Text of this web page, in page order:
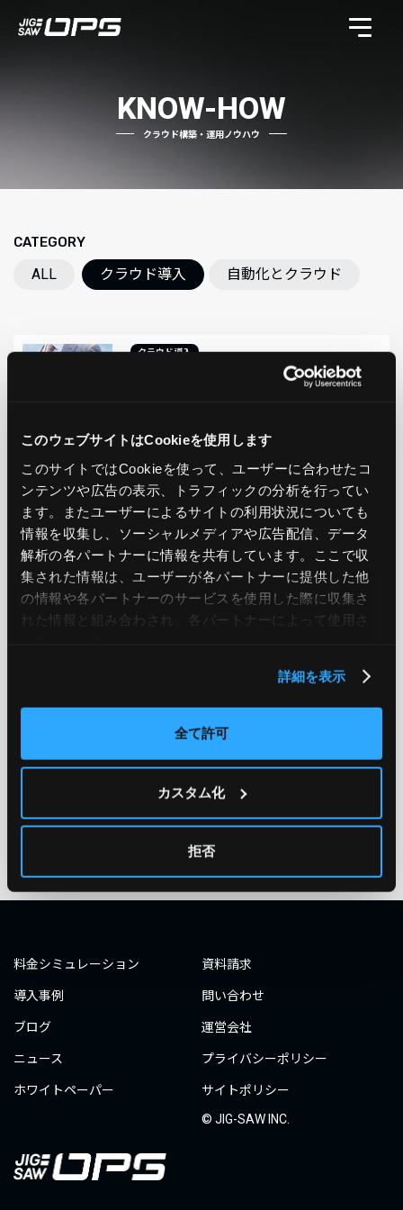
このウェブサイトはCookieを使用します
このサイトではCookieを使って、ユーザーに合わせたコ
ンテンツや広告の表示、トラフィックの分析を行ってい
ます。またユーザーによるサイトの利用状況についても
情報を収集し、ソーシャルメディアや広告配信、データ
解析の各パートナーに情報を共有しています。ここで収
集された情報は、ユーザーが各パートナーに提供した他
の情報や各パートナーのサービスを使用した際に収集さ
れた情報と組み合わされ、各パートナーによって使用さ
詳細を表示
全て許可
カスタム化
拒否
KNOW-HOW
クラウド構築・運用ノウハウ
CATEGORY
ALL クラウド導入 自動化とクラウド
クラウド導入
AWS導入事例を３社ご紹介 費用やメ
クラウド導入
【AWS移行は外注しよう！】 外注する
３つのメリット
1 2
料金シミュレーション
導入事例
ブログ
ニュース
ホワイトペーパー
資料請求
問い合わせ
運営会社
プライバシーポリシー
サイトポリシー
© JIG-SAW INC.